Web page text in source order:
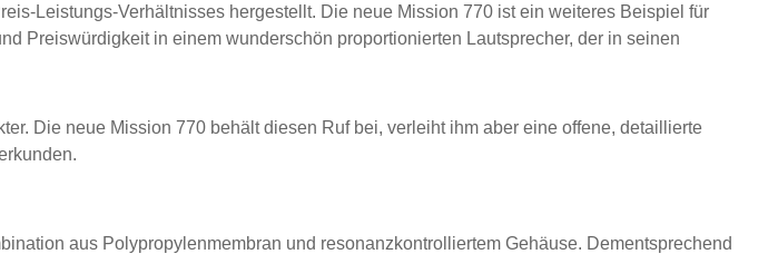
Leistungs-Verhältnisses hergestellt. Die neue Mission 770 ist ein weiteres Beispiel für
Preiswürdigkeit in einem wunderschön proportionierten Lautsprecher, der in seinen
Die neue Mission 770 behält diesen Ruf bei, verleiht ihm aber eine offene, detaillierte
aus Polypropylenmembran und resonanzkontrolliertem Gehäuse. Dementsprechend